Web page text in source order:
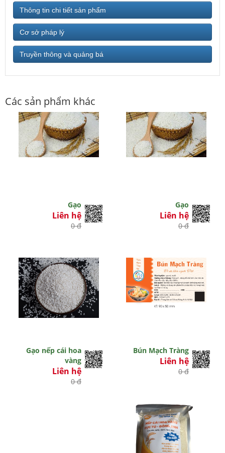
Thông tin chi tiết sản phẩm
Cơ sở pháp lý
Truyền thông và quảng bá
Các sản phẩm khác
Gạo
Liên hệ
0 đ
Gạo
Liên hệ
0 đ
Gạo nếp cái hoa
vàng
Liên hệ
0 đ
Bún Mạch Tràng
Liên hệ
0 đ